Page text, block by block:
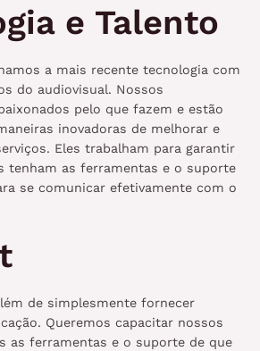
e Talento
a mais recente tecnologia com
do audiovisual. Nossos
pelo que fazem e estão
inovadoras de melhorar e
Eles trabalham para garantir
tenham as ferramentas e o suporte
se comunicar efetivamente com o
de simplesmente fornecer
Queremos capacitar nossos
as ferramentas e o suporte de que